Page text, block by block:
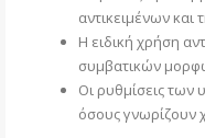
αντικειμένων και
Η ειδική χρήση
συμβατικών
Οι ρυθμίσεις των
όσους γνωρίζουν